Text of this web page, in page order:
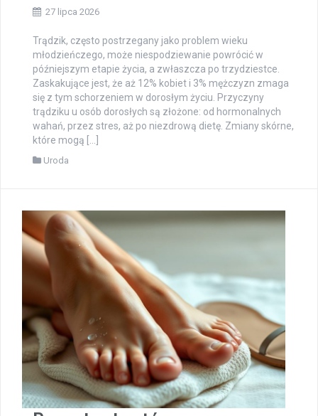
27 lipca 2026
Trądzik, często postrzegany jako problem wieku
młodzieńczego, może niespodziewanie powrócić w
późniejszym etapie życia, a zwłaszcza po trzydziestce.
Zaskakujące jest, że aż 12% kobiet i 3% mężczyzn zmaga
się z tym schorzeniem w dorosłym życiu. Przyczyny
trądziku u osób dorosłych są złożone: od hormonalnych
wahań, przez stres, aż po niezdrową dietę. Zmiany skórne,
które mogą […]
Uroda